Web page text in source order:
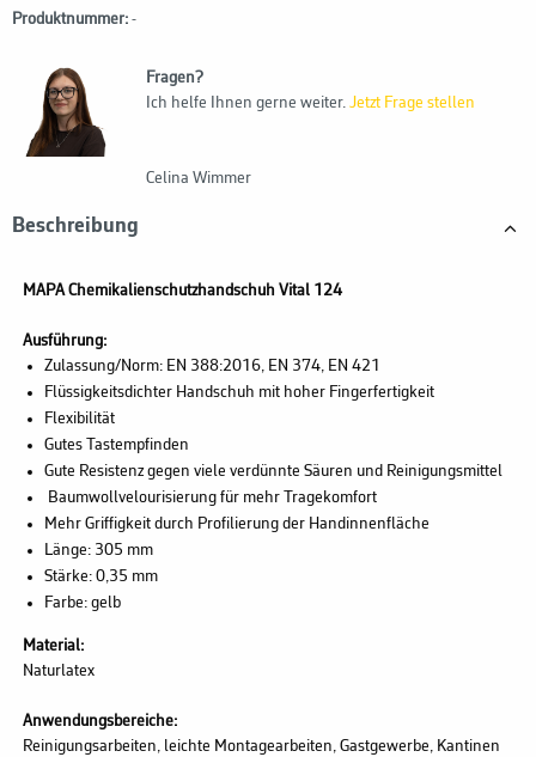
Produktnummer: -
Fragen?
Ich helfe Ihnen gerne weiter. Jetzt Frage stellen
Celina Wimmer
Beschreibung
MAPA Chemikalienschutzhandschuh Vital 124
Ausführung:
Zulassung/Norm: EN 388:2016, EN 374, EN 421
Flüssigkeitsdichter Handschuh mit hoher Fingerfertigkeit
Flexibilität
Gutes Tastempfinden
Gute Resistenz gegen viele verdünnte Säuren und Reinigungsmittel
Baumwollvelourisierung für mehr Tragekomfort
Mehr Griffigkeit durch Profilierung der Handinnenfläche
Länge: 305 mm
Stärke: 0,35 mm
Farbe: gelb
Material:
Naturlatex
Anwendungsbereiche:
Reinigungsarbeiten, leichte Montagearbeiten, Gastgewerbe, Kantinen